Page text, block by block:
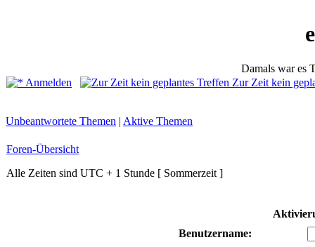
Damals war es
Anmelden
Zur Zeit kein
Unbeantwortete Themen | Aktive Themen
Foren-Übersicht
Alle Zeiten sind UTC + 1 Stunde [ Sommerzeit ]
Benutzername: